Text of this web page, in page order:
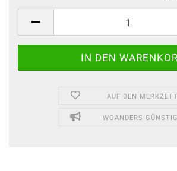
AUF DEN
WOANDERS